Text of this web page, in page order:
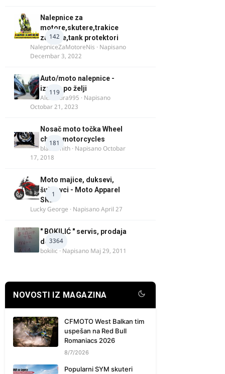
142
Nalepnice za
motore,skutere,trakice
za felne,tank protektori
NalepniceZaMotoreNis · Napisano
Decembar 3, 2022
119
Auto/moto nalepnice -
izrada po želji
Alexandra995 · Napisano
Octobar 21, 2023
181
Nosač moto točka Wheel
chock motorcycles
blacksmith · NapisanoOctobar
17, 2018
1
Moto majice, duksevi,
šuškavci - Moto Apparel
SRB
Lucky George · NapisanoApril 27
3364
" BOKILIĆ " servis, prodaja
delova
bokilic · Napisano Maj 29, 2011
NOVOSTI IZ MAGAZINA
CFMOTO West Balkan tim
uspešan na Red Bull
Romaniacs 2026
8/7/2026
Popularni SYM skuteri